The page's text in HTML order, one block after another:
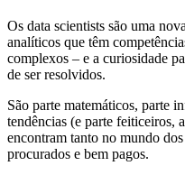
Os data scientists são uma
analíticos que têm
complexos – e a curiosidade
de ser resolvidos.
São parte matemáticos, parte
tendências (e parte feiticeiros,
encontram tanto no mundo
procurados e bem pagos.